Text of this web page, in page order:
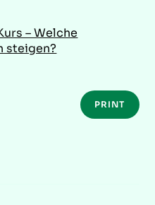
– Welche
steigen?
PRINT